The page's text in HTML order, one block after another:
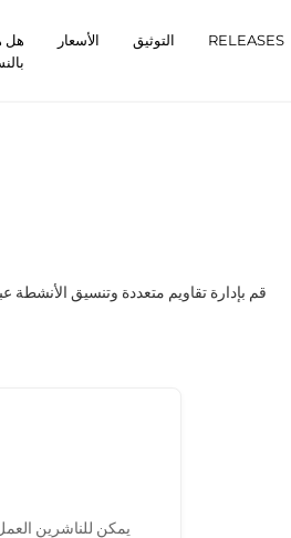
هل
الأسعار التوثيق RELEASES
قم بإدارة تقاويم متعددة وتنسيق الأنشطة
يمكن للناشرين